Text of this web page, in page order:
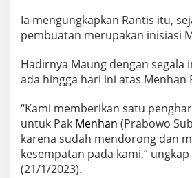
Ia mengungkapkan Rantis itu,
pembuatan merupakan inisiasi
Hadirnya Maung dengan segala
ada hingga hari ini atas Menhan
“Kami memberikan satu
untuk Pak Menhan (Prabowo
karena sudah mendorong dan
kesempatan pada kami,”
(21/1/2023).